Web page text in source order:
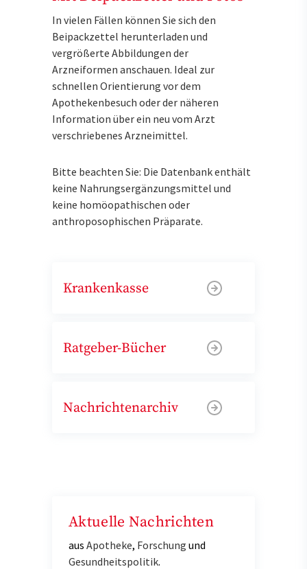
In vielen Fällen können Sie sich den
Beipackzettel herunterladen und
vergrößerte Abbildungen der
Arzneiformen anschauen. Ideal zur
schnellen Orientierung vor dem
Apothekenbesuch oder der näheren
Information über ein neu vom Arzt
verschriebenes Arzneimittel.
Bitte beachten Sie: Die Datenbank enthält
keine Nahrungsergänzungsmittel und
keine homöopathischen oder
anthroposophischen Präparate.
Krankenkasse
Ratgeber-Bücher
Nachrichtenarchiv
Aktuelle Nachrichten
aus Apotheke, Forschung und
Gesundheitspolitik.